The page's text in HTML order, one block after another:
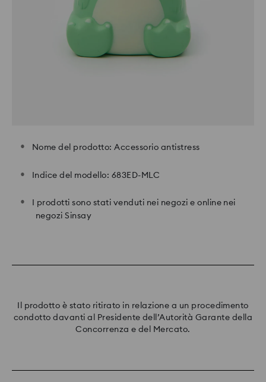
Nome del prodotto: Accessorio antistress
Indice del modello: 683ED-MLC
I prodotti sono stati venduti nei negozi e online nei
negozi Sinsay
Il prodotto è stato ritirato in relazione a un procedimento
condotto davanti al Presidente dell’Autorità Garante della
Concorrenza e del Mercato.